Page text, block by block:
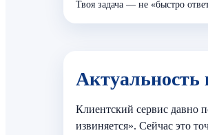
Твоя задача — не «быстро
Клиентский сервис давно
извиняется». Сейчас это